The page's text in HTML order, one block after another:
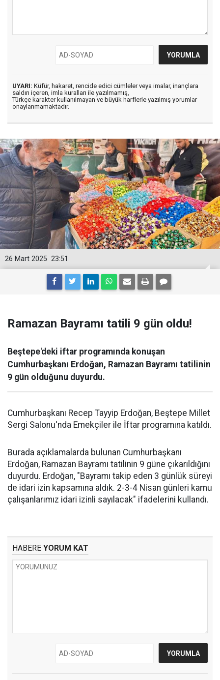
UYARI: Küfür, hakaret, rencide edici cümleler veya imalar, inançlara
saldırı içeren, imla kuralları ile yazılmamış,
Türkçe karakter kullanılmayan ve büyük harflerle yazılmış yorumlar
onaylanmamaktadır.
23:51
26 Mart 2025
Ramazan Bayramı tatili 9 gün oldu!
Beştepe'deki iftar programında konuşan
Cumhurbaşkanı Erdoğan, Ramazan Bayramı tatilinin
9 gün olduğunu duyurdu.
Cumhurbaşkanı Recep Tayyip Erdoğan, Beştepe Millet
Sergi Salonu'nda Emekçiler ile İftar programına katıldı.
Burada açıklamalarda bulunan Cumhurbaşkanı
Erdoğan, Ramazan Bayramı tatilinin 9 güne çıkarıldığını
duyurdu. Erdoğan, "Bayramı takip eden 3 günlük süreyi
de idari izin kapsamına aldık. 2-3-4 Nisan günleri kamu
çalışanlarımız idari izinli sayılacak" ifadelerini kullandı.
HABERE YORUM KAT